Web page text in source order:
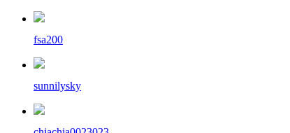
fsa200
sunnilysky